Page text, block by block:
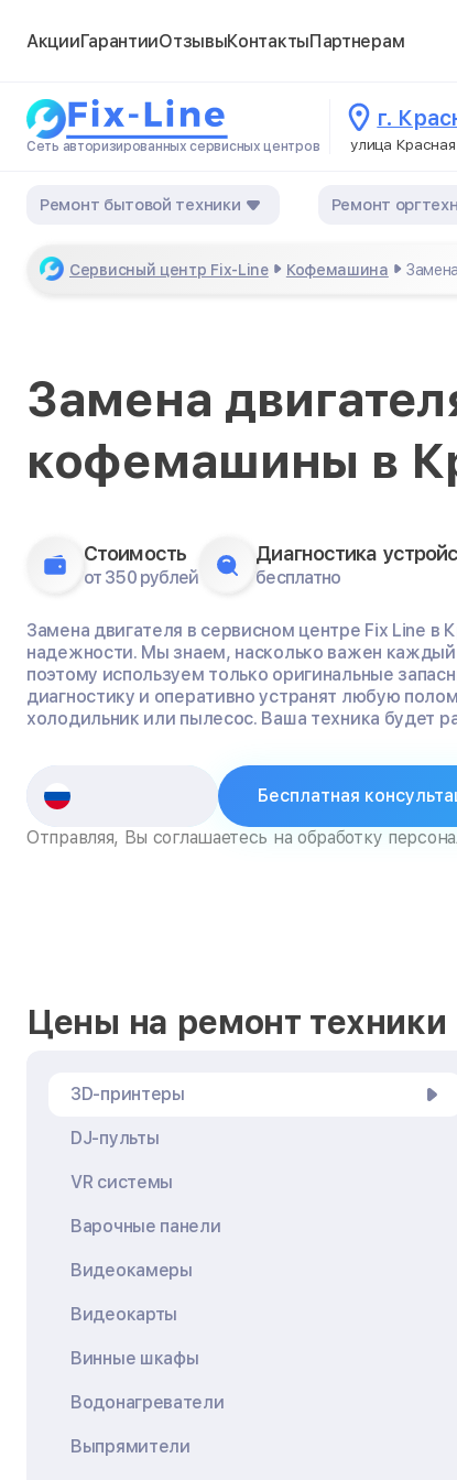
АкцииГарантииОтзывыКонтактыПартнерам
Сеть авторизированных сервисных центров
г.
улица
Ремонт бытовой техники Ремонт
Сервисный центр Fix-Line Кофемашина
Замена
кофемашины в
Стоимость
от 350 рублей
Диагностика
бесплатно
Замена двигателя в сервисном центре Fix Line в
надежности. Мы знаем, насколько важен
поэтому используем только оригинальные
диагностику и оперативно устранят любую
холодильник или пылесос. Ваша техника будет
Бесплатная
Отправляя, Вы соглашаетесь на обработку
Цены на ремонт техники
3D-принтеры
DJ-пульты
VR системы
Варочные панели
Видеокамеры
Видеокарты
Винные шкафы
Водонагреватели
Выпрямители